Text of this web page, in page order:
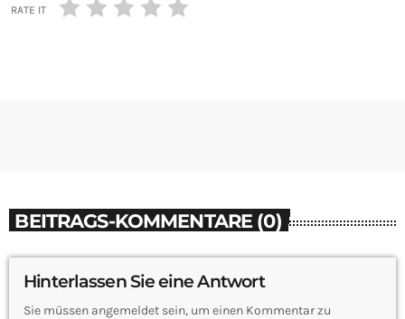
RATE IT
BEITRAGS-KOMMENTARE (0)
Hinterlassen Sie eine Antwort
Sie müssen angemeldet sein, um einen Kommentar zu